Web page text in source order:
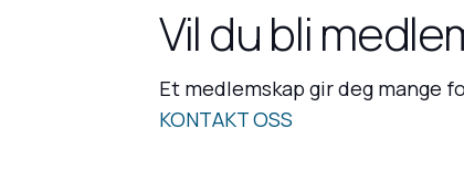
Vil du bli
Et medlemskap gir deg mange
KONTAKT OSS